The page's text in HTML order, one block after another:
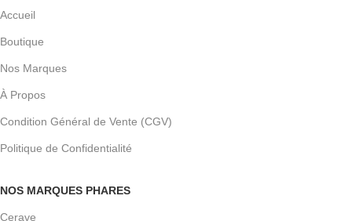
Accueil
Boutique
Nos Marques
À Propos
Condition Général de Vente (CGV)
Politique de Confidentialité
NOS MARQUES PHARES
Cerave